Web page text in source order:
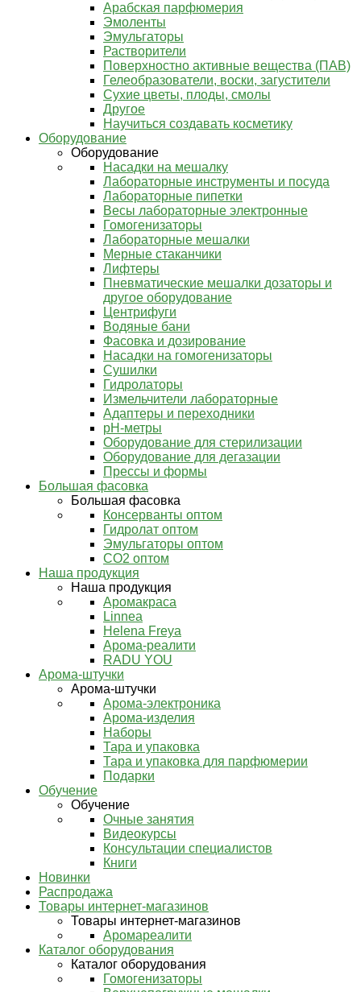
Арабская парфюмерия
Эмоленты
Эмульгаторы
Растворители
Поверхностно активные вещества (ПАВ)
Гелеобразователи, воски, загустители
Сухие цветы, плоды, смолы
Другое
Научиться создавать косметику
Оборудование
Оборудование
Насадки на мешалку
Лабораторные инструменты и посуда
Лабораторные пипетки
Весы лабораторные электронные
Гомогенизаторы
Лабораторные мешалки
Мерные стаканчики
Лифтеры
Пневматические мешалки дозаторы и
другое оборудование
Центрифуги
Водяные бани
Фасовка и дозирование
Насадки на гомогенизаторы
Сушилки
Гидролаторы
Измельчители лабораторные
Адаптеры и переходники
pH-метры
Оборудование для стерилизации
Оборудование для дегазации
Прессы и формы
Большая фасовка
Большая фасовка
Консерванты оптом
Гидролат оптом
Эмульгаторы оптом
СО2 оптом
Наша продукция
Наша продукция
Аромакраса
Linnea
Helena Freya
Арома-реалити
RADU YOU
Арома-штучки
Арома-штучки
Арома-электроника
Арома-изделия
Наборы
Тара и упаковка
Тара и упаковка для парфюмерии
Подарки
Обучение
Обучение
Очные занятия
Видеокурсы
Консультации специалистов
Книги
Новинки
Распродажа
Товары интернет-магазинов
Товары интернет-магазинов
Аромареалити
Каталог оборудования
Каталог оборудования
Гомогенизаторы